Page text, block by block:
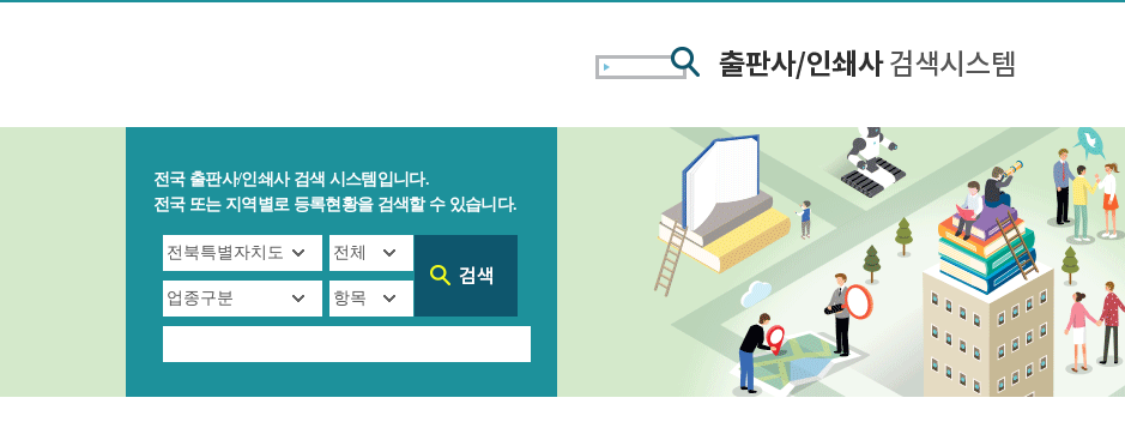
전국 출판사/인쇄사 검색 시스템입니다.
전국 또는 지역별로 등록현황을 검색할 수 있습니다.